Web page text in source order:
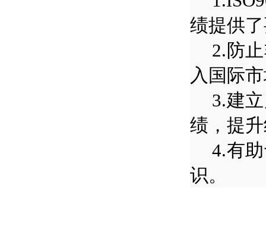
绩提供
2. 防
入国际
3.建
绩，提
4.有
识。